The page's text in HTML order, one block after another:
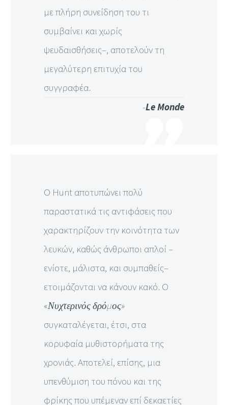
με πλήρη συνείδηση του τι
συμβαίνει και χωρίς
ψευδαισθήσεις–, αποτελούν τη
μεγαλύτερη επιτυχία του
συγγραφέα.
-Le Monde
Ο Hunt αποτυπώνει πολύ
παραστατικά τις αντιφάσεις που
χαρακτηρίζουν την κοινότητα των
λευκών, καθώς άνθρωποι απλοί –
ενίοτε, μάλιστα, και συμπαθείς–
ετοιμάζονται να κάνουν κακό. Ο
«Νυχτερινός δρόμος»
συγκαταλέγεται, έτσι, στα
κορυφαία μυθιστορήματα της
χρονιάς. Αποτελεί, επίσης, μια
υπενθύμιση του πόνου και της
φρίκης που υπέμεναν επί δεκαετίες